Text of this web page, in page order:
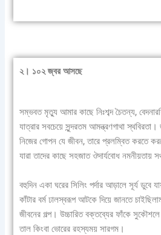
২। ১০২ জ্বর আসছে
সম্ভবত মৃত্যু আমার কাছে নিঃশব্দ চৈতন্য,
যাত্রার সবচেয়ে সুন্দরতম আমন্ত্রণগাথা
নিজের গোপন যে জীবন, তারে প্রলম্বিত করতে
যারা তাদের কাছে সহজাত ঔদার্যবোধ
বহুদিন একা ঘরের সিলিং পর্দার আড়ালে সূর্য ডুবে
কাঁটার বর্ম ঢালস্বরূপ আটকে দিয়ে জানতে
জীবনের গল্প। উচ্চারিত বক্তব্যের ফাঁকে
তাল কিংবা ভোরের রহস্যময় সারগম।